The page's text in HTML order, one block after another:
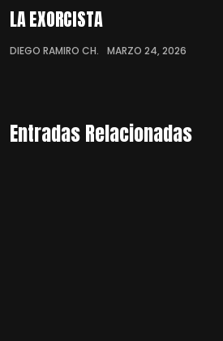
LA EXORCISTA
DIEGO RAMIRO CH. MARZO 24, 2026
Entradas Relacionadas